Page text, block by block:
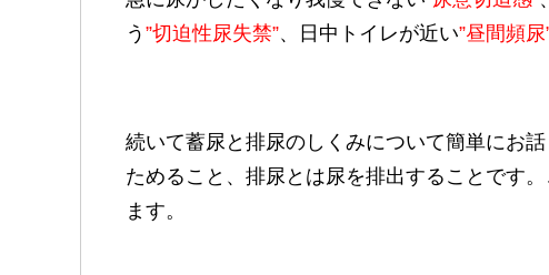
う ”切迫性尿失禁”、日中トイレが近い”昼間頻尿
続いて蓄尿と排尿のしくみについて簡単にお
ためること、排尿とは尿を排出することです
ます。